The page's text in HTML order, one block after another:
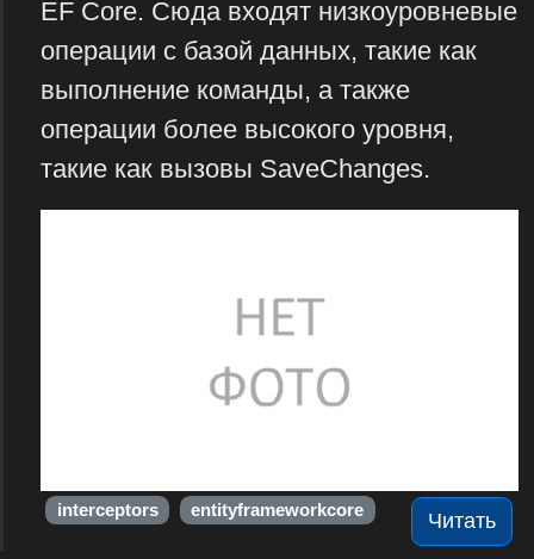
EF Core. Сюда входят низкоуровневые
операции с базой данных, такие как
выполнение команды, а также
операции более высокого уровня,
такие как вызовы SaveChanges.
Читать
interceptors entityframeworkcore